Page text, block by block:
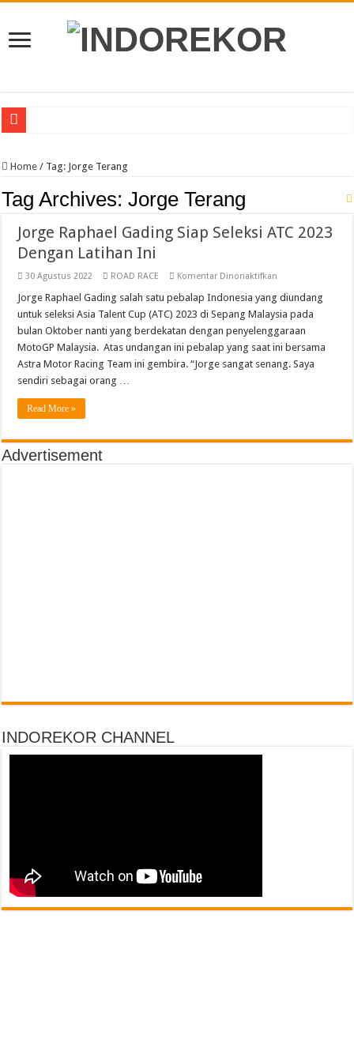
Jelang Asia Road Racing Championship Round 4 Mandalika, Pebalap
Yamaha Cup Race Semarakkan HUT Kota Padang Ke 357, Dibanjiri 5 Ribu
Abimanyu Bintang Thailand Talent Cup Rd 3 Borong Juara, Giovanni Balap
Abimanyu Juara Race 1 Thailand Talent Cup Buriram Thailand
Finish Dramatis Race 1 Idemitsu Moto4 Asia Cup, Bintang Ke 4
Resky Dan Bintang 8 Besar Free Practice Idemitsu Moto4 Asia Cup Sepang
Empat Pebalap Muda Astra Honda Optimis Hadapi Idemitsu Moto4 Asia Cup 6
Standing Poin Pebalap Dan Tim Usai Seri 3 Kejurnas Pertamina Mandalika
Home / Tag: Jorge Terang
Tag Archives:Jorge Terang
Jorge Raphael Gading Siap Seleksi ATC 2023
Dengan Latihan Ini
30 Agustus 2022 ROAD RACE Komentar Dinonaktifkan
Raphael
Siap
Seleksi
ATC
2023
Latihan
Jorge Raphael Gading salah satu pebalap Indonesia yang diundang
untuk seleksi Asia Talent Cup (ATC) 2023 di Sepang Malaysia pada
bulan Oktober nanti yang berdekatan dengan penyelenggaraan
MotoGP Malaysia. Atas undangan ini pebalap yang saat ini bersama
Astra Motor Racing Team ini gembira. “Jorge sangat senang. Saya
sendiri sebagai orang …
Read More »
Advertisement
INDOREKOR CHANNEL